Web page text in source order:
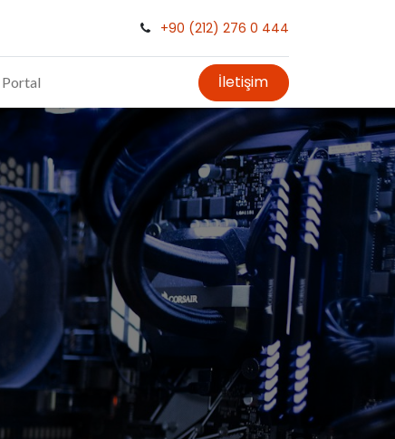
+90 (212) 276 0 444
Portal İletişim